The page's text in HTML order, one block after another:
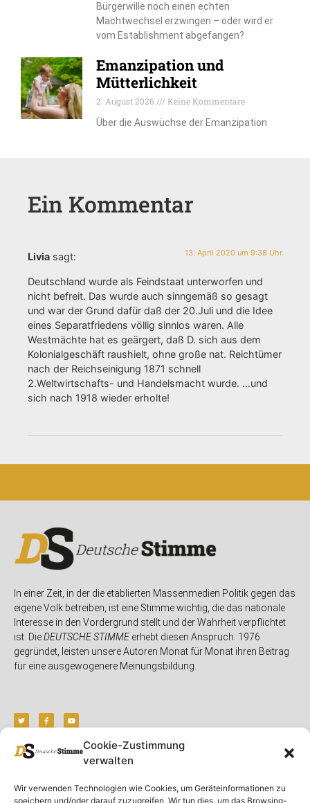
Cookie-Zustimmung
verwalten
Wir verwenden Technologien wie Cookies, um Geräteinformationen zu
speichern und/oder darauf zuzugreifen. Wir tun dies, um das Browsing-
Bürgerwille noch einen echten
Machtwechsel erzwingen – oder wird er
vom Establishment abgefangen?
Emanzipation und
Mütterlichkeit
2. August 2026
Keine Kommentare
Über die Auswüchse der Emanzipation
Ein Kommentar
Livia sagt: 13. April 2020 um 9:38 Uhr
Deutschland wurde als Feindstaat unterworfen und
nicht befreit. Das wurde auch sinngemäß so gesagt
und war der Grund dafür daß der 20.Juli und die Idee
eines Separatfriedens völlig sinnlos waren. Alle
Westmächte hat es geärgert, daß D. sich aus dem
Kolonialgeschäft raushielt, ohne große nat. Reichtümer
nach der Reichseinigung 1871 schnell
2.Weltwirtschafts- und Handelsmacht wurde. …und
sich nach 1918 wieder erholte!
In einer Zeit, in der die etablierten Massenmedien Politik gegen das
eigene Volk betreiben, ist eine Stimme wichtig, die das nationale
Interesse in den Vordergrund stellt und der Wahrheit verpflichtet
ist. DieDEUTSCHE STIMMEerhebt diesen Anspruch. 1976
gegründet, leisten unsere Autoren Monat für Monat ihren Beitrag
für eine ausgewogenere Meinungsbildung.
Unser Magazin
Spenden
Rubriken
Deutschland Rechtliche Hinweise